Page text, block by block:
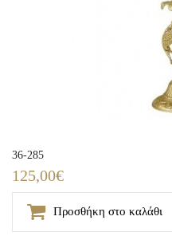
36-285
125,00€
Προσθήκη στο καλάθι